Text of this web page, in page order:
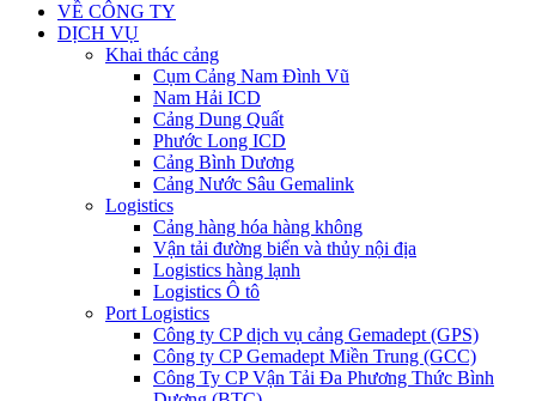
VỀ CÔNG TY
DỊCH VỤ
Khai thác cảng
Cụm Cảng Nam Đình Vũ
Nam Hải ICD
Cảng Dung Quất
Phước Long ICD
Cảng Bình Dương
Cảng Nước Sâu Gemalink
Logistics
Cảng hàng hóa hàng không
Vận tải đường biển và thủy nội địa
Logistics hàng lạnh
Logistics Ô tô
Port Logistics
Công ty CP dịch vụ cảng Gemadept (GPS)
Công ty CP Gemadept Miền Trung (GCC)
Công Ty CP Vận Tải Đa Phương Thức Bình